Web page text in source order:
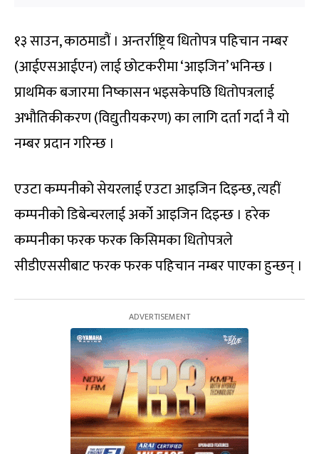
१३ साउन, काठमाडौं । अन्तर्राष्ट्रिय धितोपत्र पहिचान नम्बर
(आईएसआईएन) लाई छोटकरीमा ‘आइजिन’ भनिन्छ ।
प्राथमिक बजारमा निष्कासन भइसकेपछि धितोपत्रलाई
अभौतिकीकरण (विद्युतीयकरण) का लागि दर्ता गर्दा नै यो
नम्बर प्रदान गरिन्छ ।
एउटा कम्पनीको सेयरलाई एउटा आइजिन दिइन्छ, त्यहीं
कम्पनीको डिबेन्चरलाई अर्को आइजिन दिइन्छ । हरेक
कम्पनीका फरक फरक किसिमका धितोपत्रले
सीडीएससीबाट फरक फरक पहिचान नम्बर पाएका हुन्छन् ।